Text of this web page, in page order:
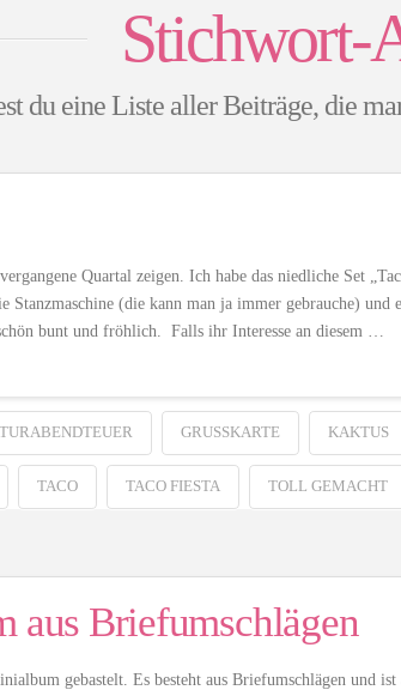
Stichwort-
du eine Liste aller Beiträge, die
Quartal zeigen. Ich habe das niedliche Set
(die kann man ja immer gebrauche) und
bunt und fröhlich. Falls ihr Interesse an diesem …
GRUSSKARTE KAKTUS
TACO TACO FIESTA TOLL GEMACHT
aus Briefumschlägen
gebastelt. Es besteht aus Briefumschlägen und ist